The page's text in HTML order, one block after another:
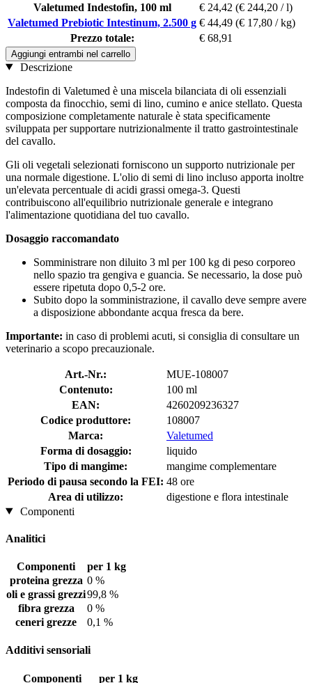
Valetumed Indestofin, 100 ml € 24,42 (€ 244,20 / l)
Valetumed Prebiotic Intestinum, 2.500 g € 44,49 (€ 17,80 / kg)
Prezzo totale:
€ 68,91
Aggiungi entrambi nel carrello
Descrizione
Indestofin di Valetumed è una miscela bilanciata di oli essenziali
composta da finocchio, semi di lino, cumino e anice stellato. Questa
composizione completamente naturale è stata specificamente
sviluppata per supportare nutrizionalmente il tratto gastrointestinale
del cavallo.
Gli oli vegetali selezionati forniscono un supporto nutrizionale per
una normale digestione. L'olio di semi di lino incluso apporta inoltre
un'elevata percentuale di acidi grassi omega-3. Questi
contribuiscono all'equilibrio nutrizionale generale e integrano
l'alimentazione quotidiana del tuo cavallo.
Dosaggio raccomandato
Somministrare non diluito 3 ml per 100 kg di peso corporeo
nello spazio tra gengiva e guancia. Se necessario, la dose può
essere ripetuta dopo 0,5-2 ore.
Subito dopo la somministrazione, il cavallo deve sempre avere
a disposizione abbondante acqua fresca da bere.
Importante: in caso di problemi acuti, si consiglia di consultare un
veterinario a scopo precauzionale.
Art.-Nr.:
MUE-108007
Contenuto:
100 ml
EAN:
4260209236327
Codice produttore:
108007
Marca:
Valetumed
Forma di dosaggio:
liquido
Tipo di mangime:
mangime complementare
Periodo di pausa secondo la FEI: 48 ore
Area di utilizzo:
digestione e flora intestinale
Componenti
Analitici
Componenti
per 1 kg
proteina grezza 0 %
oli e grassi grezzi99,8 %
fibra grezza
0 %
ceneri grezze
0,1 %
Additivi sensoriali
Componenti per 1 kg